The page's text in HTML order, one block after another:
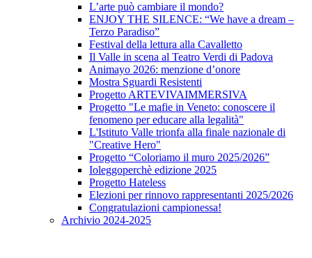
L’arte può cambiare il mondo?
ENJOY THE SILENCE: “We have a dream –
Terzo Paradiso”
Festival della lettura alla Cavalletto
Il Valle in scena al Teatro Verdi di Padova
Animayo 2026: menzione d’onore
Mostra Sguardi Resistenti
Progetto ARTEVIVAIMMERSIVA
Progetto "Le mafie in Veneto: conoscere il
fenomeno per educare alla legalità"
L'Istituto Valle trionfa alla finale nazionale di
"Creative Hero"
Progetto “Coloriamo il muro 2025/2026”
Ioleggoperchè edizione 2025
Progetto Hateless
Elezioni per rinnovo rappresentanti 2025/2026
Congratulazioni campionessa!
Archivio 2024-2025